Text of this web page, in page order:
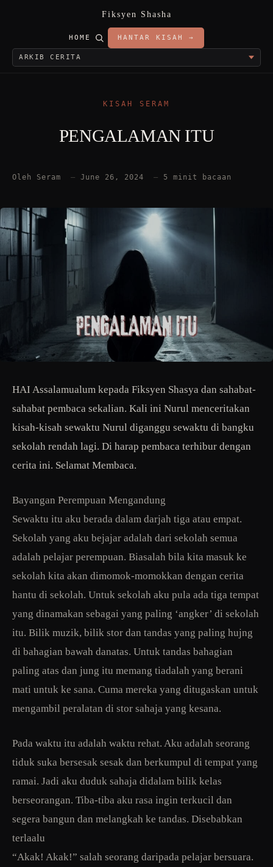
Fiksyen Shasha
HOME HANTAR KISAH →
KISAH SERAM
PENGALAMAN ITU
Oleh Seram — June 26, 2024 — 5 minit bacaan
HAI Assalamualum kepada Fiksyen Shasya dan sahabat-
sahabat pembaca sekalian. Kali ini Nurul menceritakan
kisah-kisah sewaktu Nurul diganggu sewaktu di bangku
sekolah rendah lagi. Di harap pembaca terhibur dengan
cerita ini. Selamat Membaca.
Bayangan Perempuan Mengandung
Sewaktu itu aku berada dalam darjah tiga atau empat.
Sekolah yang aku bejajar adalah dari sekolah semua
adalah pelajar perempuan. Biasalah bila kita masuk ke
sekolah kita akan dimomok-momokkan dengan cerita
hantu di sekolah. Untuk sekolah aku pula ada tiga tempat
yang dinamakan sebagai yang paling ‘angker’ di sekolah
itu. Bilik muzik, bilik stor dan tandas yang paling hujng
di bahagian bawah danatas. Untuk tandas bahagian
paling atas dan jung itu memang tiadalah yang berani
mati untuk ke sana. Cuma mereka yang ditugaskan untuk
mengambil peralatan di stor sahaja yang kesana.
Pada waktu itu adalah waktu rehat. Aku adalah seorang
tiduk suka bersesak sesak dan berkumpul di tempat yang
ramai. Jadi aku duduk sahaja didalam bilik kelas
berseorangan. Tiba-tiba aku rasa ingin terkucil dan
segera bangun dan melangkah ke tandas. Disebabkan
terlaalu
“Akak! Akak!” salah seorang daripada pelajar bersuara.